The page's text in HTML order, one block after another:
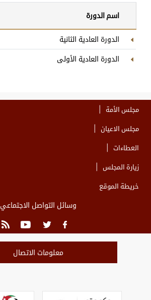
اسم الدورة
الدورة العادية الثانية
الدورة العادية الأولى
مجلس الأمة
مجلس الاعيان
العطاءات
زيارة المجلس
خريطة الموقع
وسائل التواصل الاجتماعي
معلومات الاتصال